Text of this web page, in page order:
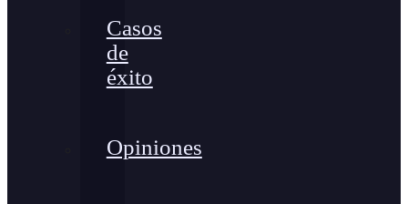
Casos
de
éxito
Opiniones